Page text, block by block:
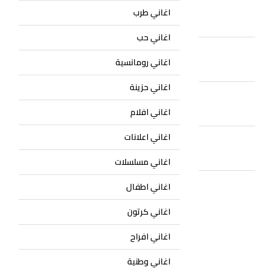
اغاني طرب
اغاني حب
اغاني رومانسية
اغاني حزينة
اغاني افلام
اغاني اعلانات
اغاني مسلسلات
اغاني اطفال
اغاني كرتون
اغاني افراح
اغاني وطنية